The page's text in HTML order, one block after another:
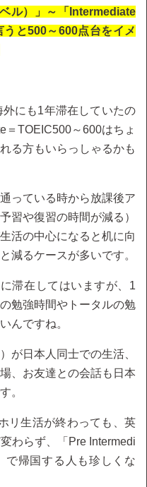
ル）」
～「Intermediate
うと500～600点台をイメ
外にも1年滞在していたの
＝TOEIC500～600はちょ
る方もいらっしゃるかも
っている時から放課後ア
習や復習の時間が減る）
活の中心になると机に向
減るケースが多いです。
滞在してはいますが、1
勉強時間やトータルの勉
んですね。
が日本人同士での生活、
、お友達との会話も日本
。
リ生活が終わっても、英
わらず、「Pre Intermedi
で帰国する人も珍しくな